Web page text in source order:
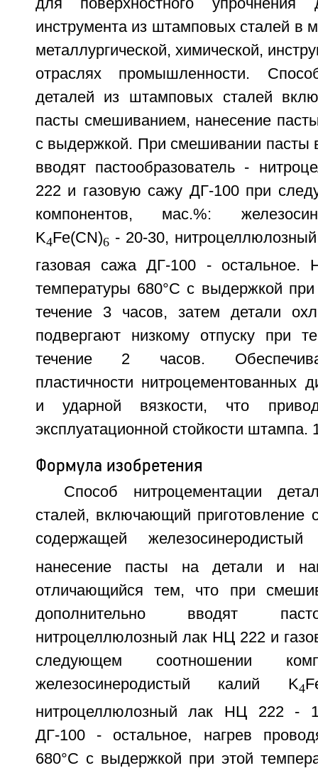
для поверхностного
инструмента из штамповых сталей в
металлургической, химической,
отраслях промышленности.
деталей из штамповых сталей
пасты смешиванием, нанесение
с выдержкой. При смешивании пасты
вводят пастообразователь -
222 и газовую сажу ДГ-100 при
компонентов, мас.%:
K4Fe(СN)6 - 20-30,
газовая сажа ДГ-100 - остальное.
температуры 680°C с выдержкой
течение 3 часов, затем детали
подвергают низкому отпуску при
течение 2 часов.
пластичности нитроцементованных
и ударной вязкости, что
эксплуатационной стойкости штампа.
Формула изобретения
Способ нитроцементации
сталей, включающий приготовление
содержащей
нанесение пасты на детали и
отличающийся тем, что при
дополнительно вводят
нитроцеллюлозный лак НЦ 222 и
следующем соотношении
железосинеродистый калий K4
нитроцеллюлозный лак НЦ 222 -
ДГ-100 - остальное, нагрев
680°C с выдержкой при этой